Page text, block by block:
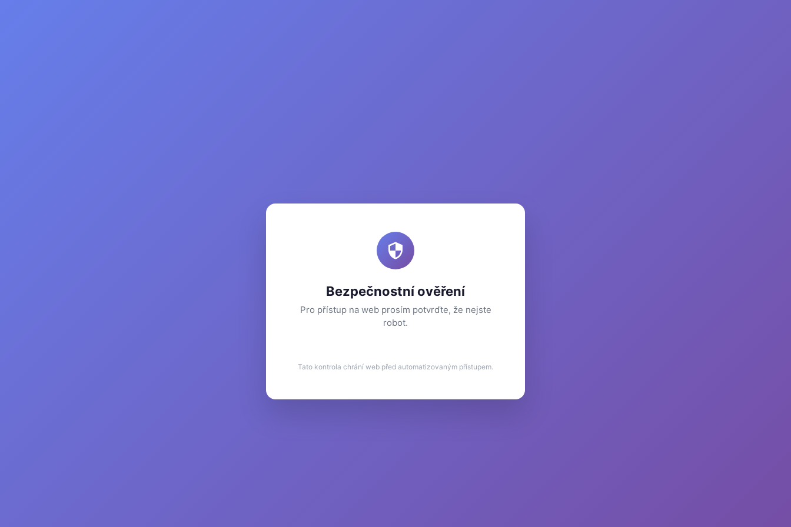
Bezpečnostní ověření
Pro přístup na web prosím potvrďte, že nejste
robot.
Tato kontrola chrání web před automatizovaným přístupem.